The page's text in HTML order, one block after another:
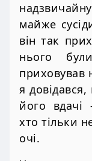
майже
він так
нього
приховував
я
його
хто тільки
очі.